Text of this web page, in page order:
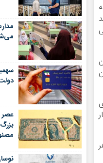
ماده ۲۸ قانون
۴۴ قانون
عصر